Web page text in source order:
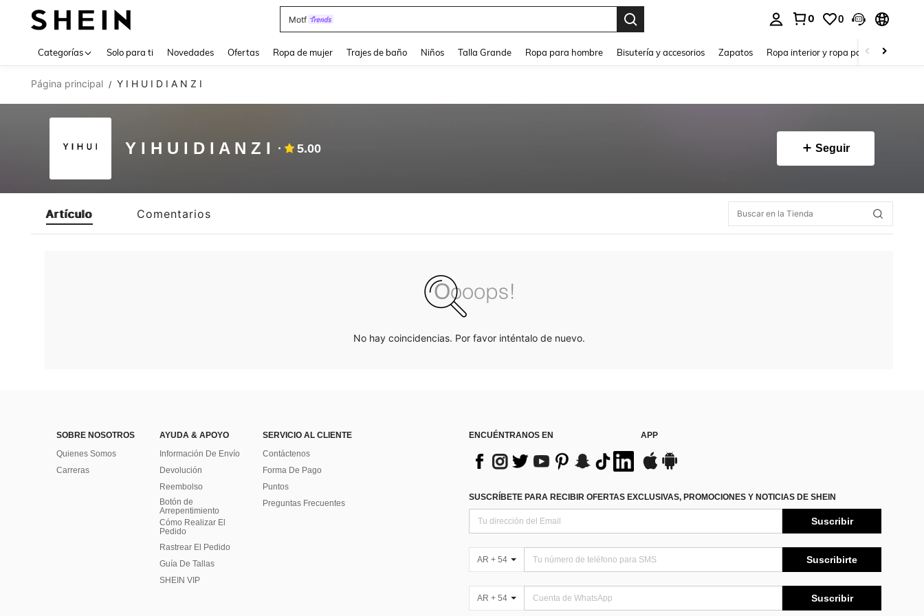
Motf
0 0
Categorías Solo para ti Novedades Ofertas Ropa de mujer Trajes de baño Niños Talla Grande Ropa para hombre Bisutería y accesorios Zapatos Ropa interior y ropa para dormir
Página principal / Y I H U I D I A N Z I
Y I H U I D I A N Z I 5.00 Seguir
Artículo Comentarios
No hay coincidencias. Por favor inténtalo de nuevo.
SOBRE NOSOTROS
Quienes Somos
Carreras
AYUDA & APOYO
Información De Envío
Devolución
Reembolso
Botón de
Arrepentimiento
Cómo Realizar El
Pedido
Rastrear El Pedido
Guía De Tallas
SHEIN VIP
SERVICIO AL CLIENTE
Contáctenos
Forma De Pago
Puntos
Preguntas Frecuentes
ENCUÉNTRANOS EN APP
SUSCRÍBETE PARA RECIBIR OFERTAS EXCLUSIVAS, PROMOCIONES Y NOTICIAS DE SHEIN
Suscribir
AR + 54 Suscribirte
AR + 54 Suscribir